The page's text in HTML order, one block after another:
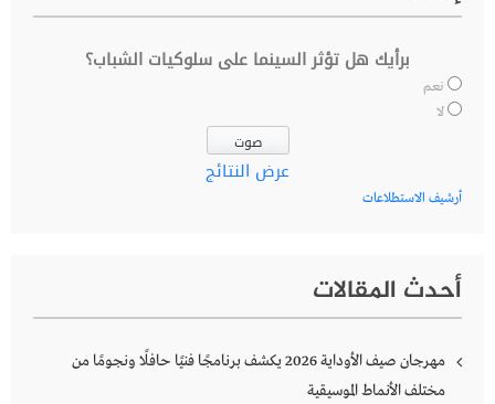
برأيك هل تؤثر السينما على سلوكيات الشباب؟
نعم
لا
عرض النتائج
أرشيف الاستطلاعات
أحدث المقالات
مهرجان صيف الأوداية 2026 يكشف برنامجًا فنيًا حافلًا ونجومًا من
مختلف الأنماط الموسيقية